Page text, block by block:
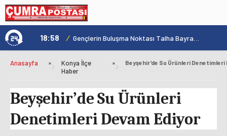
Konya'nın Zengin Mutfağı GastroFest'te Tanıtılacak 18:58 Gençlerin Buluşma Noktası Talha Bayrakçı Akademi Hızla Yükseliyor
Anasayfa »
Konya İlçe
Haber
»
Beyşehir’de Su Ürünleri
Denetimleri Devam Ediyor